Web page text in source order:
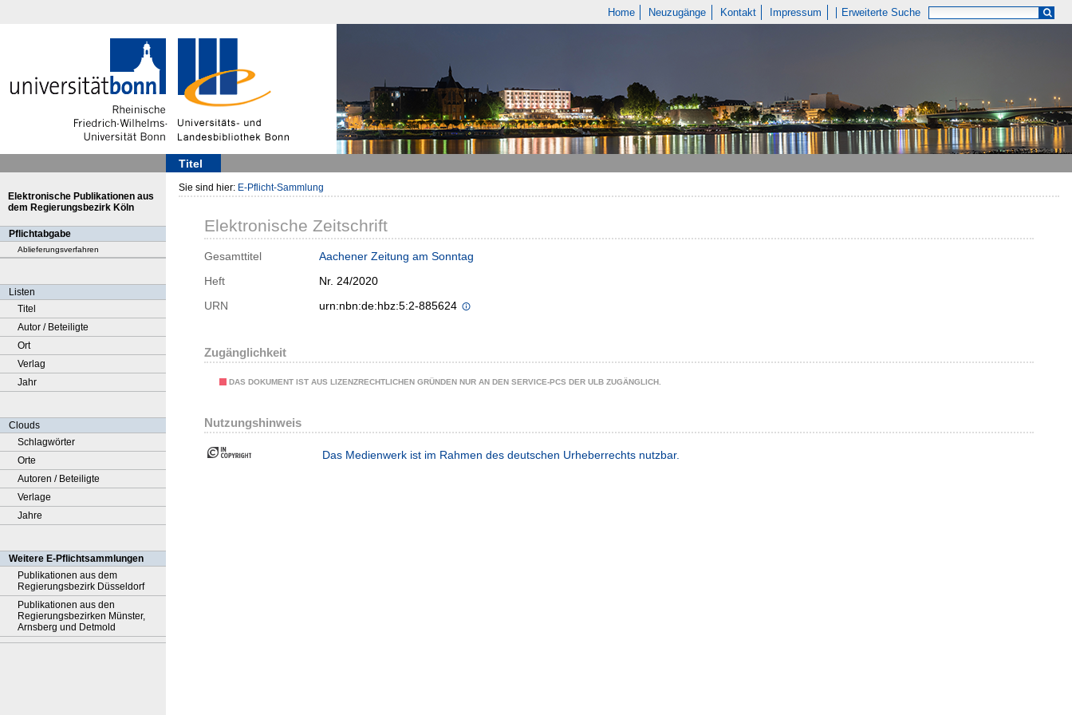
Home Neuzugänge Kontakt Impressum Erweiterte Suche
Titel
Elektronische Publikationen aus
dem Regierungsbezirk Köln
Pflichtabgabe
Ablieferungsverfahren
Listen
Titel
Autor / Beteiligte
Ort
Verlag
Jahr
Clouds
Schlagwörter
Orte
Autoren / Beteiligte
Verlage
Jahre
Weitere E-Pflichtsammlungen
Publikationen aus dem
Regierungsbezirk Düsseldorf
Publikationen aus den
Regierungsbezirken Münster,
Arnsberg und Detmold
Sie sind hier: E-Pflicht-Sammlung
Elektronische Zeitschrift
Gesamttitel
Aachener Zeitung am Sonntag
Heft
Nr. 24/2020
URN
urn:nbn:de:hbz:5:2-885624
Zugänglichkeit
DAS DOKUMENT IST AUS LIZENZRECHTLICHEN GRÜNDEN NUR AN DEN SERVICE-PCS DER ULB ZUGÄNGLICH.
Nutzungshinweis
Das Medienwerk ist im Rahmen des deutschen Urheberrechts nutzbar.